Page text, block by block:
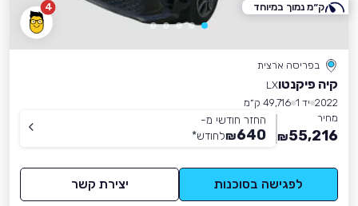
4
בפריסה ארצית
קיה פיקנטוLX
2022 יד 1
49,716 ק״מ
מחיר
55,216
₪
החזר חודשי מ-
640
₪לחודש*
לפגישה בסוכנות יצירת קשר
ק״מ נמוך במיוחד